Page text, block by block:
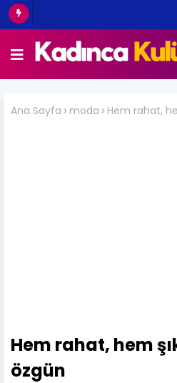
Ana Sayfa moda Hem rahat,
Hem rahat, hem
özgün